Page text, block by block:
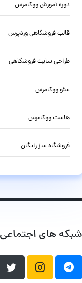
دوره آموزش ووکامرس
قالب فروشگاهی وردپرس
طراحی سایت فروشگاهی
سئو ووکامرس
هاست ووکامرس
فروشگاه ساز رایگان
شبکه های اجتماعی